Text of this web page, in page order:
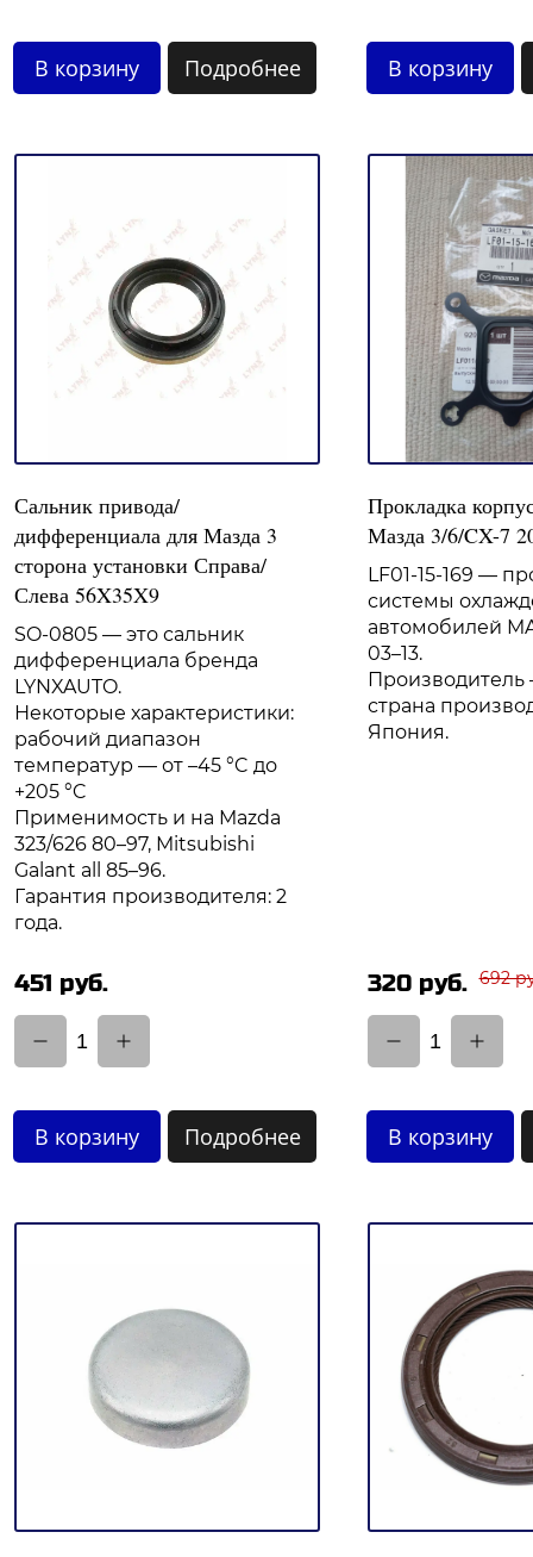
В корзину Подробнее В корзину
Сальник привода/
дифференциала для Мазда 3
сторона установки Справа/
Слева 56X35X9
SO-0805 — это сальник
дифференциала бренда
LYNXAUTO.
Некоторые характеристики:
рабочий диапазон
температур — от –45 °C до
+205 °C
Применимость и на Mazda
323/626 80–97, Mitsubishi
Galant all 85–96.
Гарантия производителя: 2
года.
451 руб.
1
В корзину Подробнее
Прокладка
Мазда 3/6/CX-7
LF01-15-169 —
системы
автомобилей
03–13.
Производитель
страна
Япония.
320 руб. 692
1
В корзину